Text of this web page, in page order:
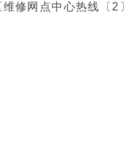
修网点中心热线〔2